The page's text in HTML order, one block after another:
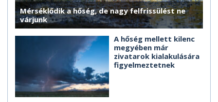
Mérséklődik a hőség, de nagy felfrissülést ne
várjunk
A hőség mellett kilenc
megyében már
zivatarok kialakulására
figyelmeztetnek